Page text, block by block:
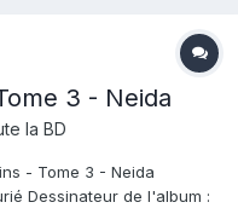
3 - Neida
la BD
- Tome 3 - Neida
Dessinateur de l'album :